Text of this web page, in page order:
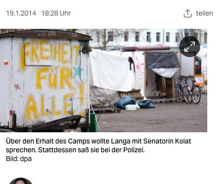
sport
berlin
nord
wahrheit
verlag
verlag
veranstaltungen
shop
fragen & hilfe
19.1.2014 18:28 Uhr teilen
Über den Erhalt des Camps wollte Langa mit Senatorin Kolat
sprechen. Stattdessen saß sie bei der Polizei.
Bild: dpa